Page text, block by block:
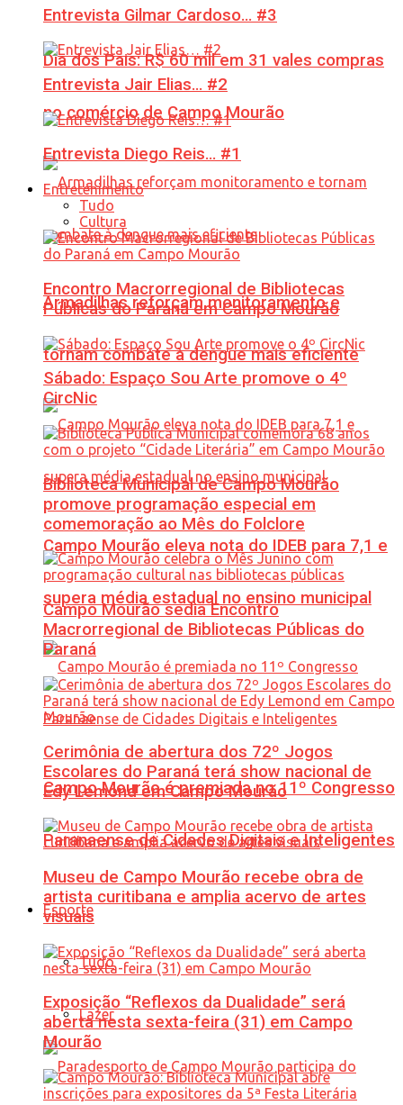
Dia dos Pais: R$ 60 mil em 31 vales compras
no comércio de Campo Mourão
Armadilhas reforçam monitoramento e
tornam combate à dengue mais eficiente
Campo Mourão eleva nota do IDEB para 7,1 e
supera média estadual no ensino municipal
Campo Mourão é premiada no 11º Congresso
Paranaense de Cidades Digitais e Inteligentes
Esporte
Tudo
Lazer
Entrevista Gilmar Cardoso… #3
Entrevista Jair Elias… #2
Entrevista Diego Reis… #1
Entretenimento
Tudo
Cultura
Encontro Macrorregional de Bibliotecas
Públicas do Paraná em Campo Mourão
Sábado: Espaço Sou Arte promove o 4º
CircNic
Biblioteca Municipal de Campo Mourão
promove programação especial em
comemoração ao Mês do Folclore
Campo Mourão sedia Encontro
Macrorregional de Bibliotecas Públicas do
Paraná
Cerimônia de abertura dos 72º Jogos
Escolares do Paraná terá show nacional de
Edy Lemond em Campo Mourão
Museu de Campo Mourão recebe obra de
artista curitibana e amplia acervo de artes
visuais
Exposição “Reflexos da Dualidade” será
aberta nesta sexta-feira (31) em Campo
Mourão